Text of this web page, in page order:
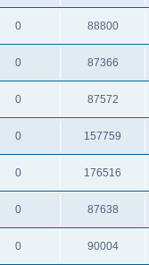
0 88800
0 87366
0 87572
0 157759
0 176516
0 87638
0 90004